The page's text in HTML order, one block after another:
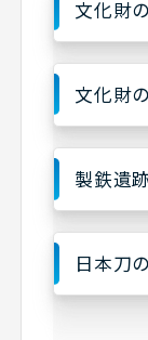
文化財
文化財
製鉄遺跡
日本刀